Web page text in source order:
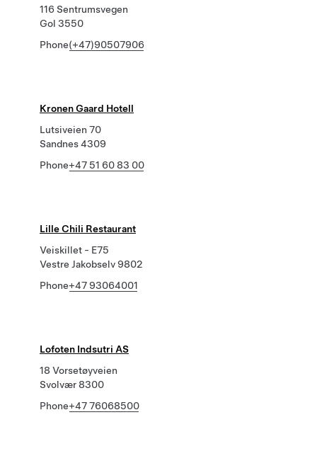
116 Sentrumsvegen
Gol 3550
Phone(+47)90507906
Kronen Gaard Hotell
Lutsiveien 70
Sandnes 4309
Phone+47 51 60 83 00
Lille Chili Restaurant
Veiskillet - E75
Vestre Jakobselv 9802
Phone+47 93064001
Lofoten Indsutri AS
18 Vorsetøyveien
Svolvær 8300
Phone+47 76068500